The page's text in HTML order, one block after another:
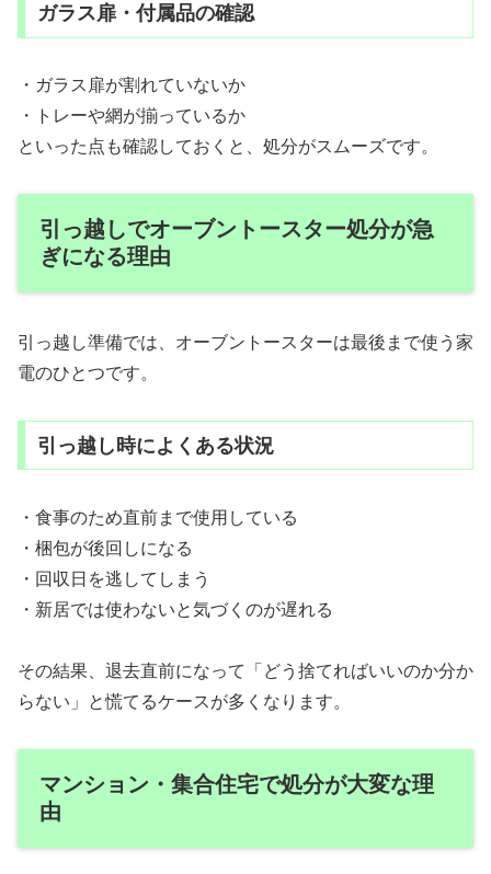
ガラス扉・付属品の確認
・ガラス扉が割れていないか
・トレーや網が揃っているか
といった点も確認しておくと、処分がスムーズです。
引っ越しでオーブントースター処分が急
ぎになる理由
引っ越し準備では、オーブントースターは最後まで使う家
電のひとつです。
引っ越し時によくある状況
・食事のため直前まで使用している
・梱包が後回しになる
・回収日を逃してしまう
・新居では使わないと気づくのが遅れる
その結果、退去直前になって「どう捨てればいいのか分か
らない」と慌てるケースが多くなります。
マンション・集合住宅で処分が大変な理
由